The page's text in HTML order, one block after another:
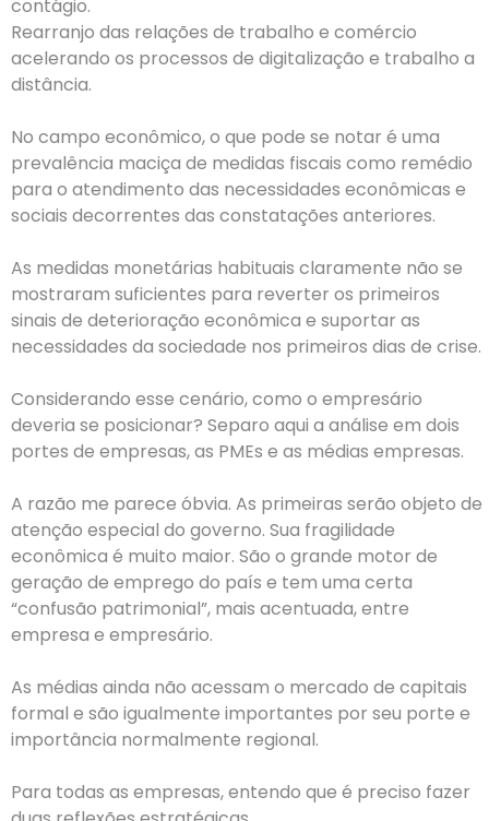
contágio.
Rearranjo das relações de trabalho e comércio
acelerando os processos de digitalização e trabalho a
distância.
No campo econômico, o que pode se notar é uma
prevalência maciça de medidas fiscais como remédio
para o atendimento das necessidades econômicas e
sociais decorrentes das constatações anteriores.
As medidas monetárias habituais claramente não se
mostraram suficientes para reverter os primeiros
sinais de deterioração econômica e suportar as
necessidades da sociedade nos primeiros dias de crise.
Considerando esse cenário, como o empresário
deveria se posicionar? Separo aqui a análise em dois
portes de empresas, as PMEs e as médias empresas.
A razão me parece óbvia. As primeiras serão objeto de
atenção especial do governo. Sua fragilidade
econômica é muito maior. São o grande motor de
geração de emprego do país e tem uma certa
“confusão patrimonial”, mais acentuada, entre
empresa e empresário.
As médias ainda não acessam o mercado de capitais
formal e são igualmente importantes por seu porte e
importância normalmente regional.
Para todas as empresas, entendo que é preciso fazer